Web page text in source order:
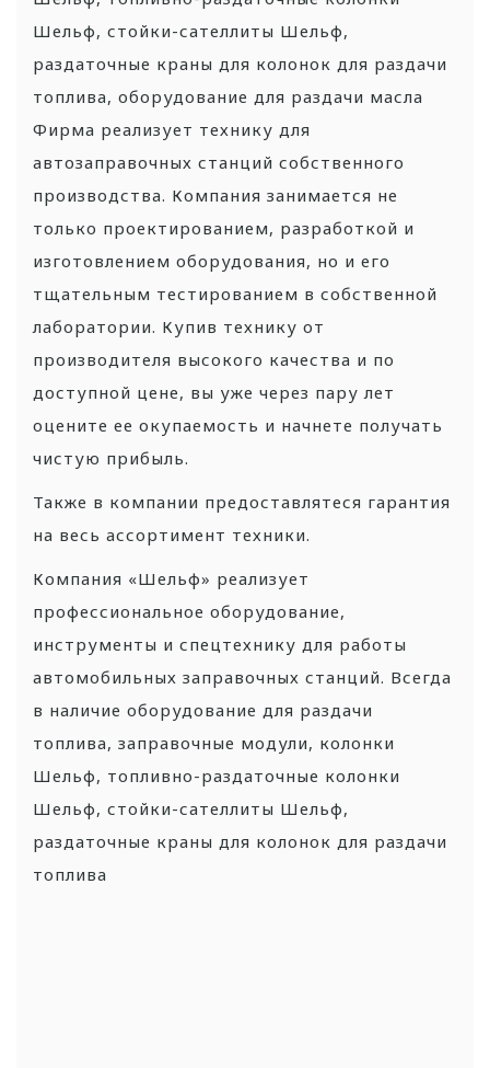
Шельф, стойки-сателлиты Шельф,
раздаточные краны для колонок для раздачи
топлива, оборудование для раздачи масла
Фирма реализует технику для
автозаправочных станций собственного
производства. Компания занимается не
только проектированием, разработкой и
изготовлением оборудования, но и его
тщательным тестированием в собственной
лаборатории. Купив технику от
производителя высокого качества и по
доступной цене, вы уже через пару лет
оцените ее окупаемость и начнете получать
чистую прибыль.
Также в компании предоставлятеся гарантия
на весь ассортимент техники.
Компания «Шельф» реализует
профессиональное оборудование,
инструменты и спецтехнику для работы
автомобильных заправочных станций. Всегда
в наличие оборудование для раздачи
топлива, заправочные модули, колонки
Шельф, топливно-раздаточные колонки
Шельф, стойки-сателлиты Шельф,
раздаточные краны для колонок для раздачи
топлива